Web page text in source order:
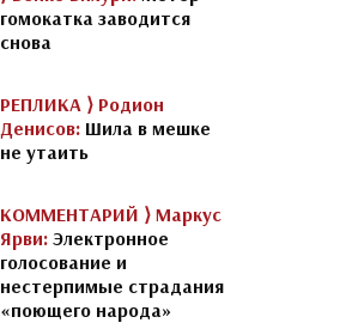
гомокатка заводится
снова
РЕПЛИКА ⟩ Родион
Денисов: Шила в мешке
не утаить
КОММЕНТАРИЙ ⟩ Маркус
Ярви: Электронное
голосование и
нестерпимые страдания
«поющего народа»